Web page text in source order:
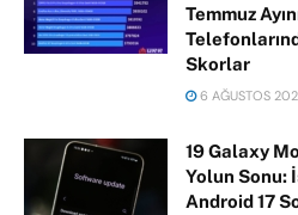
Temmuz
Skorlar
6 AĞUSTOS
19 Galaxy
Yolun Sonu:
Android 17